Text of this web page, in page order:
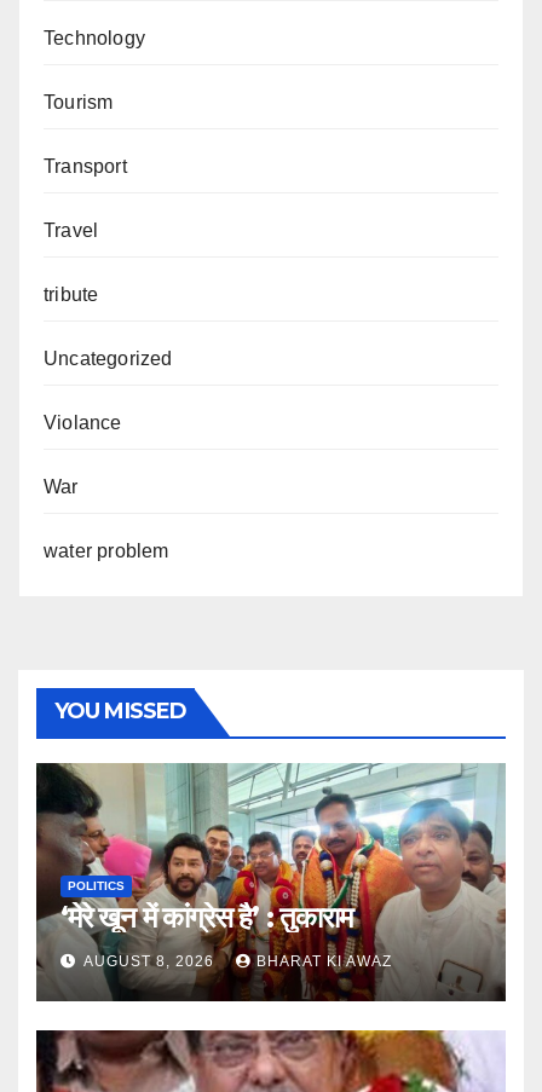
Technology
Tourism
Transport
Travel
tribute
Uncategorized
Violance
War
water problem
YOU MISSED
POLITICS
‘मेरे खून में कांग्रेस है’ : तुकाराम
AUGUST 8, 2026 BHARAT KI AWAZ